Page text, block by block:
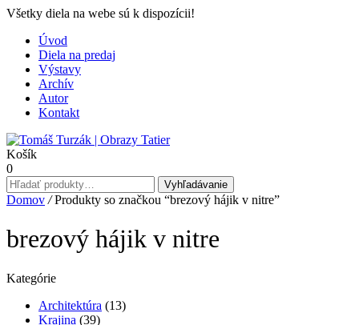
Všetky diela na webe sú k dispozícii!
Úvod
Diela na predaj
Výstavy
Archív
Autor
Kontakt
Košík
0
Hľadať:
Vyhľadávanie
Domov /Produkty so značkou “brezový hájik v nitre”
brezový hájik v nitre
Kategórie
Architektúra (13)
Krajina (39)